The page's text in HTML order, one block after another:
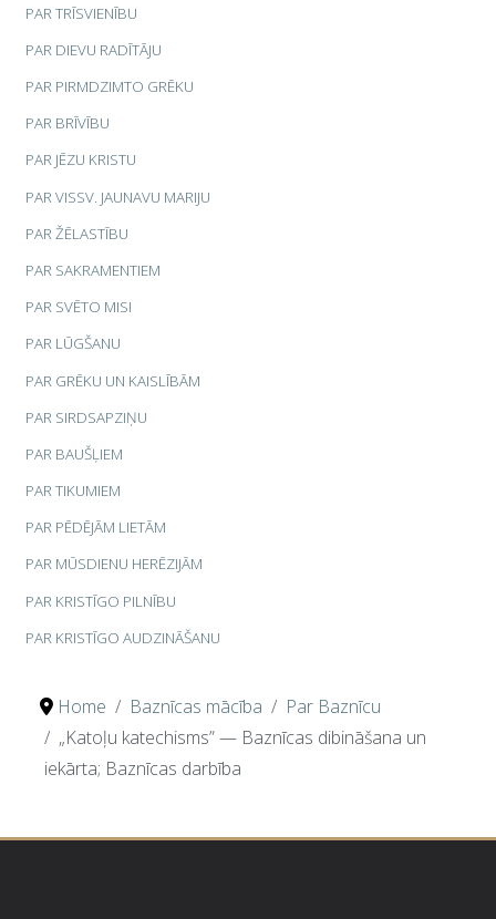
PAR TRĪSVIENĪBU
PAR DIEVU RADĪTĀJU
PAR PIRMDZIMTO GRĒKU
PAR BRĪVĪBU
PAR JĒZU KRISTU
PAR VISSV. JAUNAVU MARIJU
PAR ŽĒLASTĪBU
PAR SAKRAMENTIEM
PAR SVĒTO MISI
PAR LŪGŠANU
PAR GRĒKU UN KAISLĪBĀM
PAR SIRDSAPZIŅU
PAR BAUŠĻIEM
PAR TIKUMIEM
PAR PĒDĒJĀM LIETĀM
PAR MŪSDIENU HERĒZIJĀM
PAR KRISTĪGO PILNĪBU
PAR KRISTĪGO AUDZINĀŠANU
Home Baznīcas mācība
Par Baznīcu
„Katoļu katechisms” — Baznīcas dibināšana un
iekārta; Baznīcas darbība